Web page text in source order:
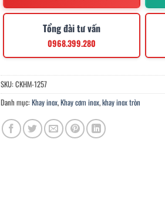
Tổng đài tư vấn
0968.399.280
SKU:CKHM-1257
Danh mục:Khay inox,Khay cơm inox,khay inox tròn